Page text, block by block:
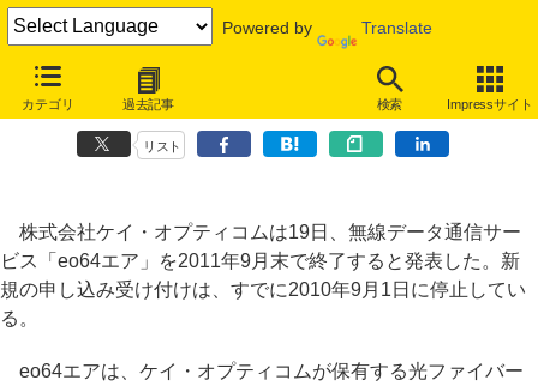
Powered by Translate
カテゴリ 過去記事 検索 Impressサイト
最大64kbpsのPHSデータ通信サービス「eo64エア」、2011年9月でサ
ービス終了
リスト
株式会社ケイ・オプティコムは19日、無線データ通信サー
ビス「eo64エア」を2011年9月末で終了すると発表した。新
規の申し込み受け付けは、すでに2010年9月1日に停止してい
る。
eo64エアは、ケイ・オプティコムが保有する光ファイバー